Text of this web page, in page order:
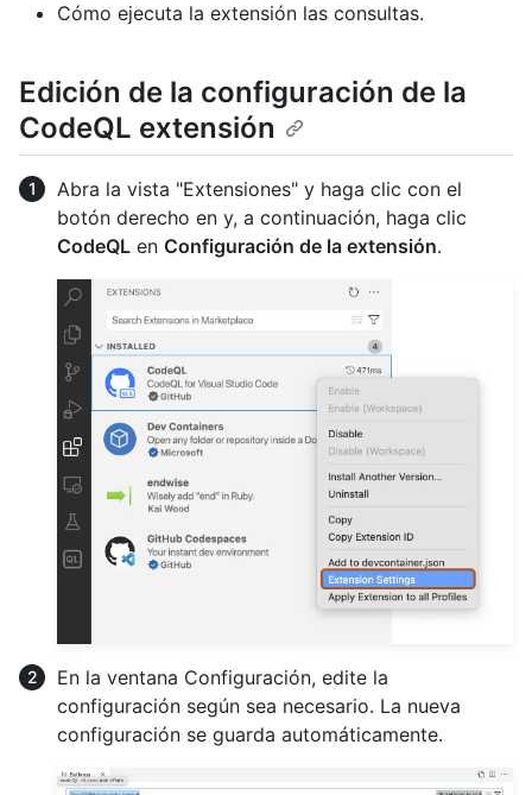
Cómo ejecuta la extensión las consultas.
Edición de la configuración de la
CodeQL extensión
Abra la vista "Extensiones" y haga clic con el
botón derecho en y, a continuación, haga clic
CodeQL en Configuración de la extensión.
En la ventana Configuración, edite la
configuración según sea necesario. La nueva
configuración se guarda automáticamente.